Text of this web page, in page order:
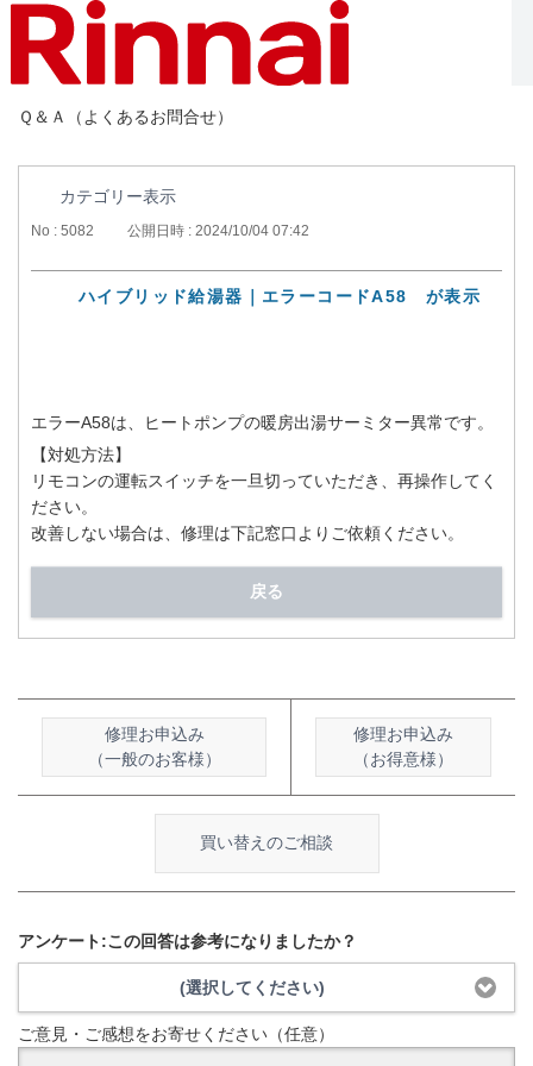
Ｑ＆Ａ（よくあるお問合せ）
カテゴリー表示
No : 5082 公開日時 : 2024/10/04 07:42
ハイブリッド給湯器｜エラーコードA58 が表示
エラーA58は、ヒートポンプの暖房出湯サーミター異常です。
【対処方法】
リモコンの運転スイッチを一旦切っていただき、再操作してく
ださい。
改善しない場合は、修理は下記窓口よりご依頼ください。
戻る
修理お申込み
（一般のお客様）
修理お申込み
（お得意様）
買い替えのご相談
アンケート:この回答は参考になりましたか？
(選択してください)
ご意見・ご感想をお寄せください（任意）